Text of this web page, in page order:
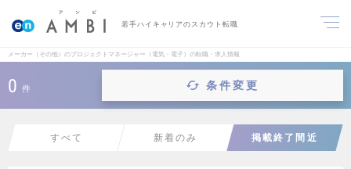
若手ハイキャリアのスカウト転職
メーカー（その他）のプロジェクトマネージャー（電気・電子）の転職・求人情報
0 件 条件変更
すべて 新着のみ 掲載終了間近